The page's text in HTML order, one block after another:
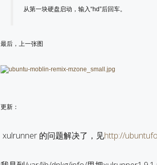
从第一块硬盘启动，输入“hd”后回车。
最后，上一张图
更新：
xulrunner 的问题解决了，见http://